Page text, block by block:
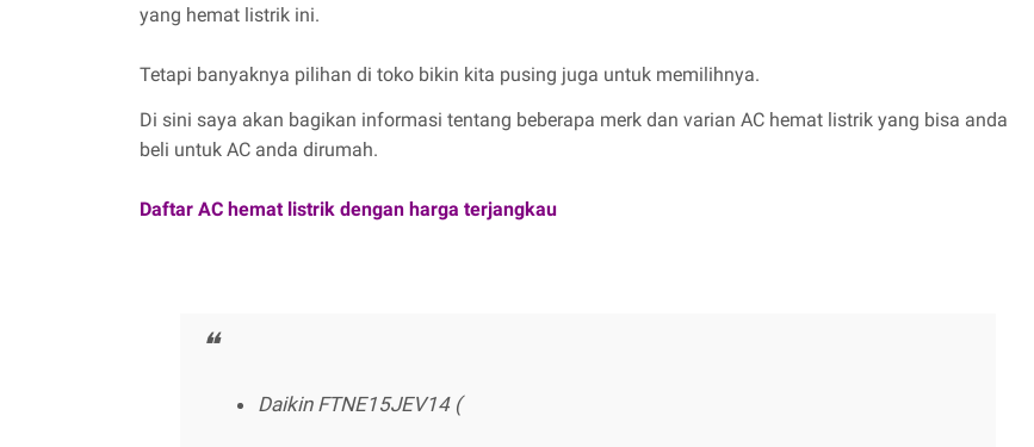
yang hemat listrik ini.
Tetapi banyaknya pilihan di toko bikin kita pusing juga untuk memilihnya.
Di sini saya akan bagikan informasi tentang beberapa merk dan varian AC hemat listrik yang bisa anda
beli untuk AC anda dirumah.
Daftar AC hemat listrik dengan harga terjangkau
Daikin FTNE15JEV14 (